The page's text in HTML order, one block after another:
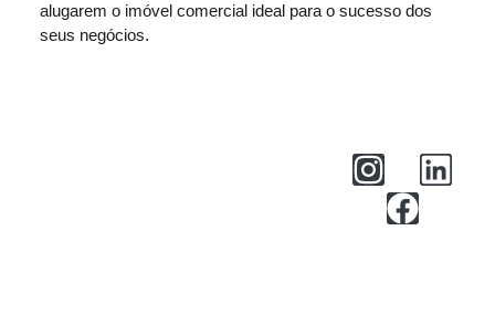
alugarem o imóvel comercial ideal para o sucesso dos
seus negócios.